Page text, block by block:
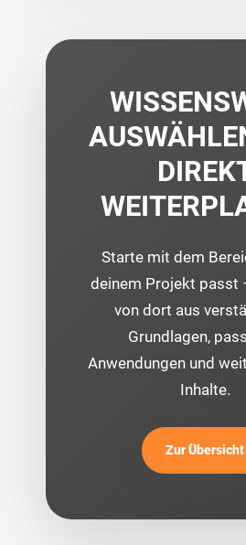
Starte mit dem
deinem Projekt passt
von dort aus
Grundlagen,
Anwendungen und
Inhalte.
Zur Übersicht